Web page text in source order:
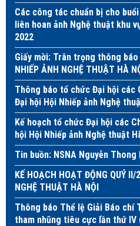
Các công tác chuẩn bị cho
liên hoan ảnh Nghệ thuật khu
2022
Giấy mời: Trân trọng thông
NHIẾP ẢNH NGHỆ THUẬT HÀ
Thông báo tổ chức Đại hội các
Đại hội Hội Nhiếp ảnh Nghệ
Kế hoạch tổ chức Đại hội các
hội Hội Nhiếp ảnh Nghệ thuật
Tin buồn: NSNA Nguyễn
KẾ HOẠCH HOẠT ĐỘNG QUÝ
NGHỆ THUẬT HÀ NỘI
Thông báo Thể lệ Giải Báo chí
tham nhũng tiêu cực lần thứ IV